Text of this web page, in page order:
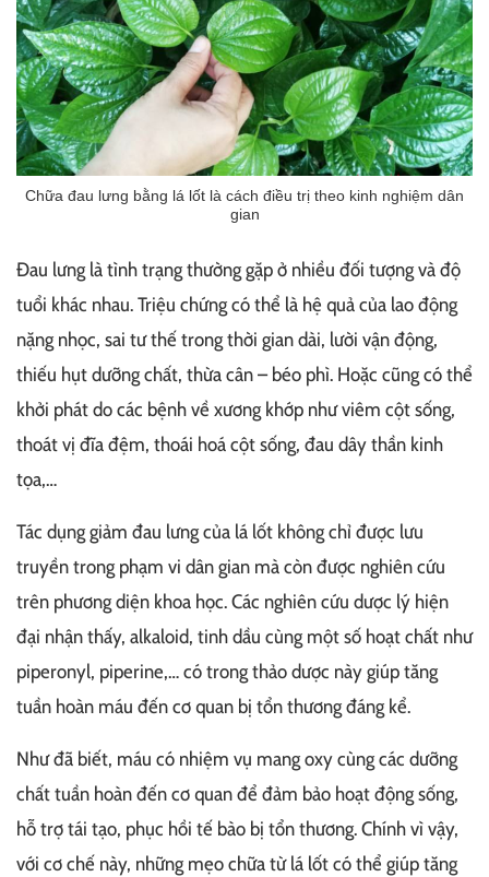
Chữa đau lưng bằng lá lốt là cách điều trị theo kinh nghiệm dân
gian
Đau lưng là tình trạng thường gặp ở nhiều đối tượng và độ
tuổi khác nhau. Triệu chứng có thể là hệ quả của lao động
nặng nhọc, sai tư thế trong thời gian dài, lười vận động,
thiếu hụt dưỡng chất, thừa cân – béo phì. Hoặc cũng có thể
khởi phát do các bệnh về xương khớp như viêm cột sống,
thoát vị đĩa đệm, thoái hoá cột sống, đau dây thần kinh
tọa,…
Tác dụng giảm đau lưng của lá lốt không chỉ được lưu
truyền trong phạm vi dân gian mà còn được nghiên cứu
trên phương diện khoa học. Các nghiên cứu dược lý hiện
đại nhận thấy, alkaloid, tinh dầu cùng một số hoạt chất như
piperonyl, piperine,… có trong thảo dược này giúp tăng
tuần hoàn máu đến cơ quan bị tổn thương đáng kể.
Như đã biết, máu có nhiệm vụ mang oxy cùng các dưỡng
chất tuần hoàn đến cơ quan để đảm bảo hoạt động sống,
hỗ trợ tái tạo, phục hồi tế bào bị tổn thương. Chính vì vậy,
với cơ chế này, những mẹo chữa từ lá lốt có thể giúp tăng